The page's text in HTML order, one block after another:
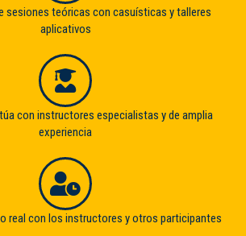
sesiones teóricas con casuísticas y talleres
aplicativos
con instructores especialistas y de amplia
experiencia
real con los instructores y otros participantes